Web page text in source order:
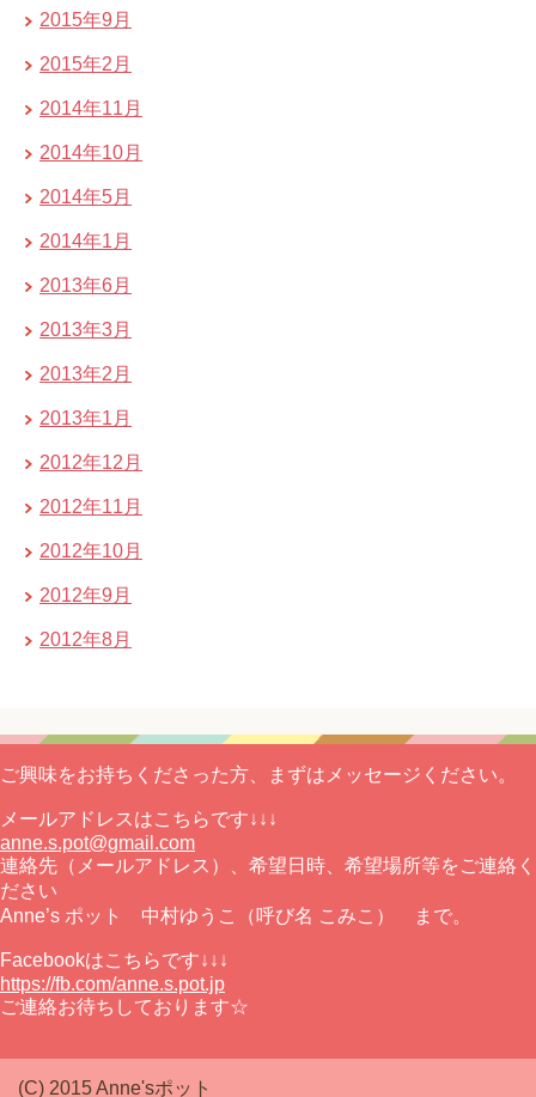
2015年9月
2015年2月
2014年11月
2014年10月
2014年5月
2014年1月
2013年6月
2013年3月
2013年2月
2013年1月
2012年12月
2012年11月
2012年10月
2012年9月
2012年8月
ご興味をお持ちくださった方、まずはメッセージください。
メールアドレスはこちらです↓↓↓
anne.s.pot@gmail.com
連絡先（メールアドレス）、希望日時、希望場所等をご連絡く
ださい
Anne’s ポット 中村ゆうこ（呼び名 こみこ） まで。
Facebookはこちらです↓↓↓
https://fb.com/anne.s.pot.jp
ご連絡お待ちしております☆
(C) 2015 Anne'sポット